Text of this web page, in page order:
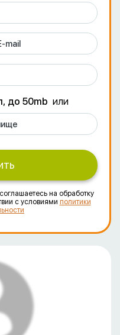
до 50mb или
на обработку
с условиями политики